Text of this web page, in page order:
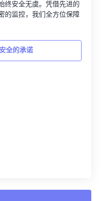
终安全无虞。凭借先进的
的监控，我们全方位保障
全的承诺